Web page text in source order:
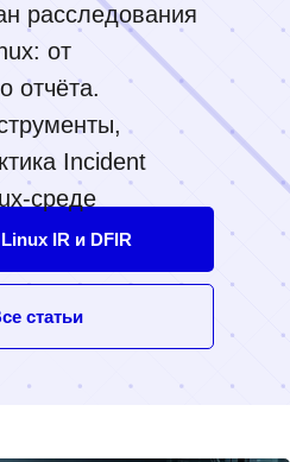
статьи
IR и DFIR
расследования
от
отчёта.
Incident
среде